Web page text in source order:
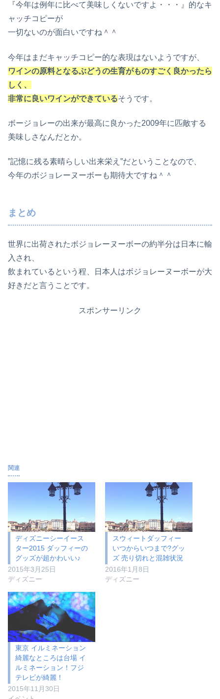
『今年は例年に比べて美味しくないですよ・・・』的なキ
ャッチコピーが
一切ないのが面白いですね＾＾
今年はまだキャッチコピー的な表現はないようですが、
ワインの原料となるぶどうの生育がものすごく良かったら
しく、
非常に良いワインができているそうです。
ボージョレーの出来が最高に良かった2009年に匹敵する
美味しさなんだとか。
”記憶に残る素晴らしい出来栄え”だということなので、
今年のボジョレーヌーボーも期待大ですね＾＾
まとめ
世界に出荷されたボジョレーヌーボーの約半分は日本に輸
入され、
飲まれているという程、日本人はボジョレーヌーボーが大
好きだと言うことです。
スポンサーリンク
関連
ディズニーシーイース
ター2015 ダッフィーの
グッズが超かわいい♪
2015年3月25日
ディズニー
スウィートダッフィー
いつからいつまで?グッ
ズ 売り切れと混雑状況
2016年1月8日
ディズニー
東京 イルミネーション
綺麗なところは台場 イ
ルミネーション！フジ
テレビが綺麗！
2015年11月30日